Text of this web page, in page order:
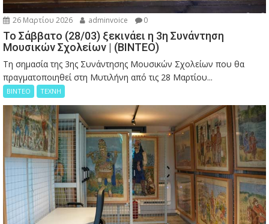
26 Μαρτίου 2026 adminvoice 0
Το Σάββατο (28/03) ξεκινάει η 3η Συνάντηση
Μουσικών Σχολείων | (ΒΙΝΤΕΟ)
Τη σημασία της 3ης Συνάντησης Μουσικών Σχολείων που θα
πραγματοποιηθεί στη Μυτιλήνη από τις 28 Μαρτίου...
ΒΙΝΤΕΟ ΤΕΧΝΗ